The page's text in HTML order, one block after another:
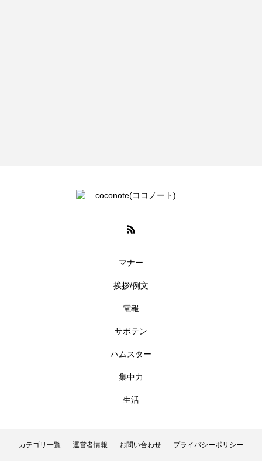
マナー
挨拶/例文
電報
サボテン
ハムスター
集中力
生活
カテゴリ一覧 運営者情報 お問い合わせ プライバシーポリシー